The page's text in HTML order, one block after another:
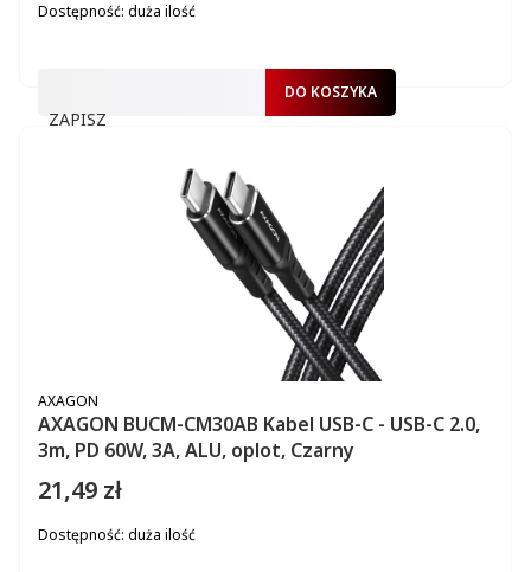
Dostępność: duża ilość
ZAPISZ
DO KOSZYKA
AXAGON BUCM-CM30AB Kabel USB-C - USB-C 2.0,
3m, PD 60W, 3A, ALU, oplot, Czarny
PRODUCENT
AXAGON
Cena
21,49 zł
Dostępność: duża ilość